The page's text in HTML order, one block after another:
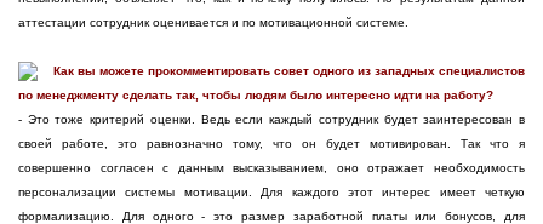
аттестации сотрудник оценивается и по мотивационной системе.
Как вы можете прокомментировать совет одного из западных специалистов
по менеджменту сделать так, чтобы людям было интересно идти на работу?
- Это тоже критерий оценки. Ведь если каждый сотрудник будет заинтересован в
своей работе, это равнозначно тому, что он будет мотивирован. Так что я
совершенно согласен с данным высказыванием, оно отражает необходимость
персонализации системы мотивации. Для каждого этот интерес имеет четкую
формализацию. Для одного - это размер заработной платы или бонусов, для